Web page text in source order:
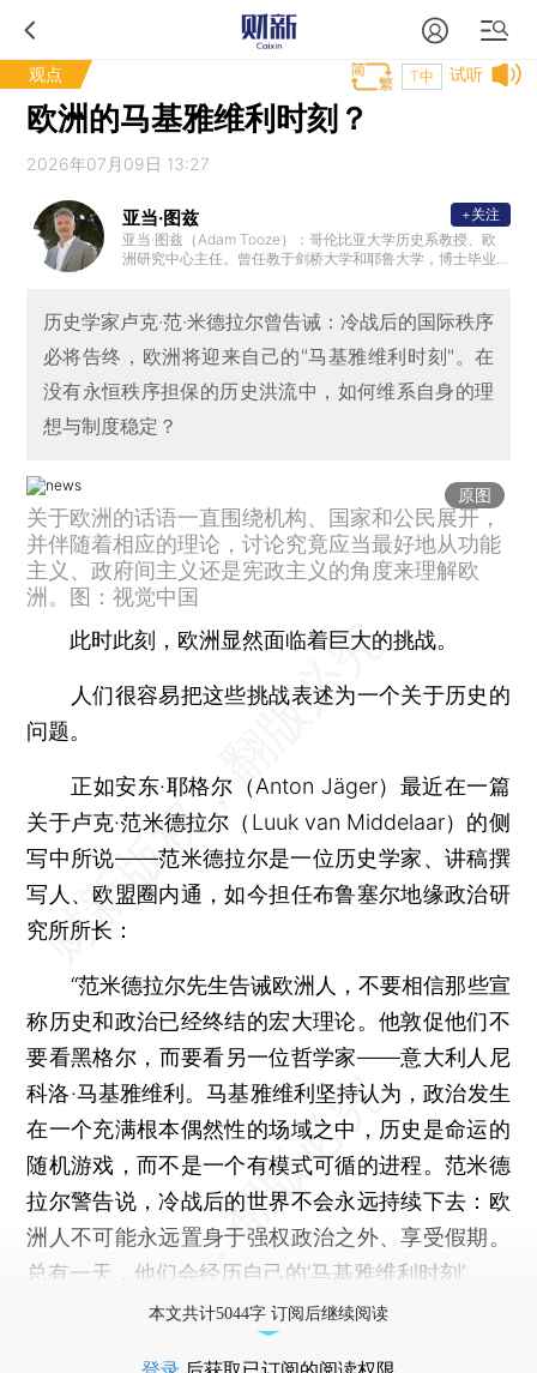
观点 试听
T中
欧洲的马基雅维利时刻？
2026年07月09日 13:27
亚当·图兹
亚当·图兹（Adam Tooze）：哥伦比亚大学历史系教授、欧
洲研究中心主任。曾任教于剑桥大学和耶鲁大学，博士毕业
第一次世界大战与全球秩序的重建》《毁灭的代价：纳粹经
济的形成与崩溃》《崩盘：全球金融危机如何重塑世界》。2
019年，图兹入选《外交政策》杂志“全球百大思想家”。
+关注
历史学家卢克·范·米德拉尔曾告诫：冷战后的国际秩序
必将告终，欧洲将迎来自己的"马基雅维利时刻"。在
没有永恒秩序担保的历史洪流中，如何维系自身的理
想与制度稳定？
原图
关于欧洲的话语一直围绕机构、国家和公民展开，
并伴随着相应的理论，讨论究竟应当最好地从功能
主义、政府间主义还是宪政主义的角度来理解欧
洲。图：视觉中国
此时此刻，欧洲显然面临着巨大的挑战。
人们很容易把这些挑战表述为一个关于历史的
问题。
正如安东·耶格尔（Anton Jäger）最近在一篇
关于卢克·范米德拉尔（Luuk van Middelaar）的侧
写中所说——范米德拉尔是一位历史学家、讲稿撰
写人、欧盟圈内通，如今担任布鲁塞尔地缘政治研
究所所长：
“范米德拉尔先生告诫欧洲人，不要相信那些宣
称历史和政治已经终结的宏大理论。他敦促他们不
要看黑格尔，而要看另一位哲学家——意大利人尼
科洛·马基雅维利。马基雅维利坚持认为，政治发生
在一个充满根本偶然性的场域之中，历史是命运的
随机游戏，而不是一个有模式可循的进程。范米德
拉尔警告说，冷战后的世界不会永远持续下去：欧
洲人不可能永远置身于强权政治之外、享受假期。
总有一天，他们会经历自己的‘马基雅维利时刻’。
本文共计5044字 订阅后继续阅读